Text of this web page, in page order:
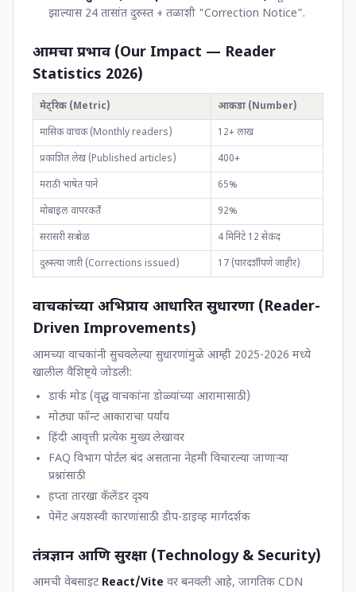
झाल्यास 24 तासांत दुरुस्त + तळाशी "Correction Notice".
आमचा प्रभाव (Our Impact — Reader
Statistics 2026)
मेट्रिक (Metric) आकडा (Number)
मासिक वाचक (Monthly readers) 12+ लाख
प्रकाशित लेख (Published articles) 400+
मराठी भाषेत पाने 65%
मोबाइल वापरकर्ते 92%
सरासरी सत्र वेळ 4 मिनिटे 12 सेकंद
दुरुस्त्या जारी (Corrections issued) 17 (पारदर्शीपणे जाहीर)
वाचकांच्या अभिप्राय आधारित सुधारणा (Reader-
Driven Improvements)
आमच्या वाचकांनी सुचवलेल्या सुधारणांमुळे आम्ही 2025-2026 मध्ये
खालील वैशिष्ट्ये जोडली:
डार्क मोड (वृद्ध वाचकांना डोळ्यांच्या आरामासाठी)
मोठ्या फॉन्ट आकाराचा पर्याय
हिंदी आवृत्ती प्रत्येक मुख्य लेखावर
FAQ विभाग पोर्टल बंद असताना नेहमी विचारल्या जाणार्‍या
प्रश्नांसाठी
हप्ता तारखा कॅलेंडर दृश्य
पेमेंट अयशस्वी कारणांसाठी डीप-डाइव्ह मार्गदर्शक
तंत्रज्ञान आणि सुरक्षा (Technology & Security)
आमची वेबसाइट React/Vite वर बनवली आहे, जागतिक CDN